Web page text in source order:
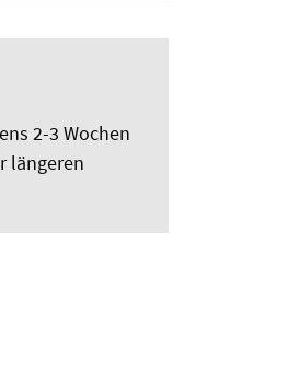
2-3 Wochen
längeren